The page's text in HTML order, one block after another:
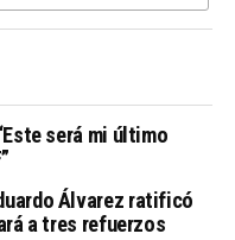
será mi último
Álvarez ratificó
a tres refuerzos